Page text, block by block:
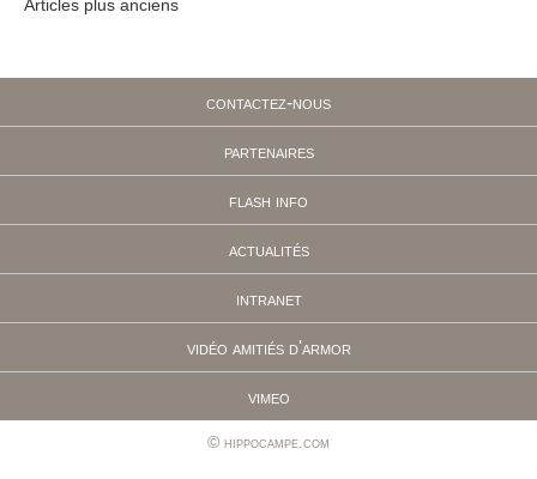
Navigation
Articles plus anciens
contactez-nous
partenaires
flash info
actualités
intranet
vidéo amitiés d'armor
vimeo
hippocampe.com